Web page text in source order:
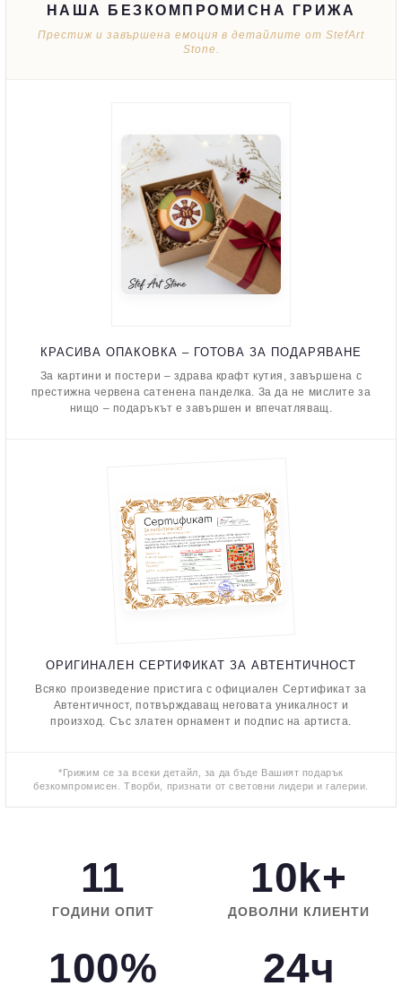
НАША БЕЗКОМПРОМИСНА ГРИЖА
Престиж и завършена емоция в детайлите от StefArt
Stone.
КРАСИВА ОПАКОВКА – ГОТОВА ЗА ПОДАРЯВАНЕ
За картини и постери – здрава крафт кутия, завършена с
престижна червена сатенена панделка. За да не мислите за
нищо – подаръкът е завършен и впечатляващ.
ОРИГИНАЛЕН СЕРТИФИКАТ ЗА АВТЕНТИЧНОСТ
Всяко произведение пристига с официален Сертификат за
Автентичност, потвърждаващ неговата уникалност и
произход. Със златен орнамент и подпис на артиста.
*Грижим се за всеки детайл, за да бъде Вашият подарък
безкомпромисен. Творби, признати от световни лидери и галерии.
11
ГОДИНИ ОПИТ
10k+
ДОВОЛНИ КЛИЕНТИ
100% 24ч